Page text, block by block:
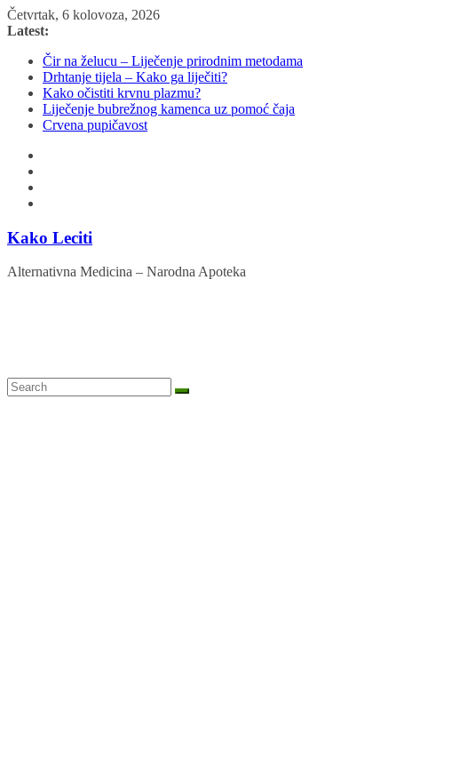
Skip
to
Četvrtak, 6 kolovoza, 2026
Latest:
Čir na želucu – Liječenje prirodnim metodama
Drhtanje tijela – Kako ga liječiti?
Kako očistiti krvnu plazmu?
Liječenje bubrežnog kamenca uz pomoć čaja
Crvena pupičavost
Kako Leciti
Alternativna Medicina – Narodna Apoteka